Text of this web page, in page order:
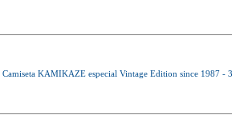
Camiseta KAMIKAZE especial Vintage Edition since 1987 -